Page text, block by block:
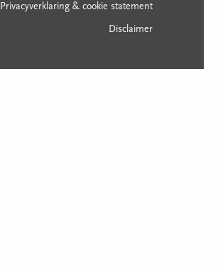
Privacyverklaring & cookie statement
Disclaimer